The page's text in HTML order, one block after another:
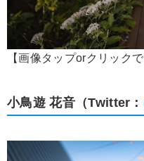
【画像タップorクリック
小鳥遊 花音（Twitter：